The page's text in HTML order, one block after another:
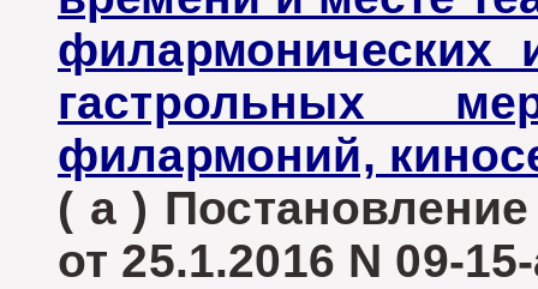
филармонических
гастрольных
филармоний,
( а )
от 25.1.2016 N 09-